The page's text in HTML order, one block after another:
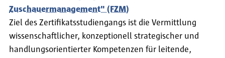
Zuschauermanagement" (FZM)
Ziel des Zertifikatsstudiengangs ist die Vermittlung
wissenschaftlicher, konzeptionell strategischer und
handlungsorientierter Kompetenzen für leitende,